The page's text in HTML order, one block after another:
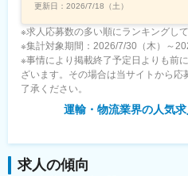
更新日： 2026/7/18（土）
※求人応募数の多い順にランキングし
※集計対象期間：2026/7/30（木）～
※事情により掲載終了予定日よりも前
ざいます。その場合は当サイトから
了承ください。
運輸・物流業界の人気
求人の傾向